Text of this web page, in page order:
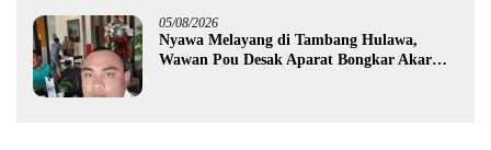
05/08/2026
Nyawa Melayang di Tambang Hulawa,
Wawan Pou Desak Aparat Bongkar Akar